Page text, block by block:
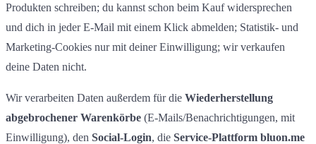
Produkten schreiben; du kannst schon beim Kauf widersprechen
und dich in jeder E-Mail mit einem Klick abmelden; Statistik- und
Marketing-Cookies nur mit deiner Einwilligung; wir verkaufen
deine Daten nicht.
Wir verarbeiten Daten außerdem für die Wiederherstellung
abgebrochener Warenkörbe (E-Mails/Benachrichtigungen, mit
Einwilligung), den Social-Login, die Service-Plattform bluon.me